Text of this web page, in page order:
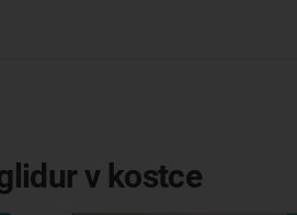
v kostce